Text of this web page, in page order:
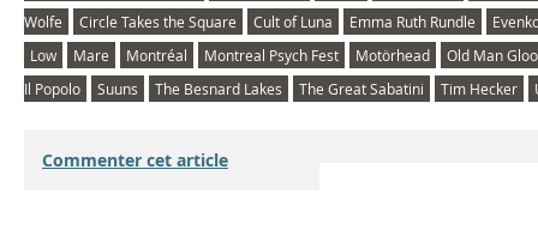
Wolfe
Circle Takes the Square Cult of Luna Emma Ruth Rundle
Low
Mare Montréal Montreal Psych Fest Motörhead
Old Man
Il Popolo
Suuns The Besnard Lakes The Great Sabatini Tim Hecker
Commenter cet article